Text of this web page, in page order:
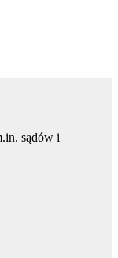
sądów i